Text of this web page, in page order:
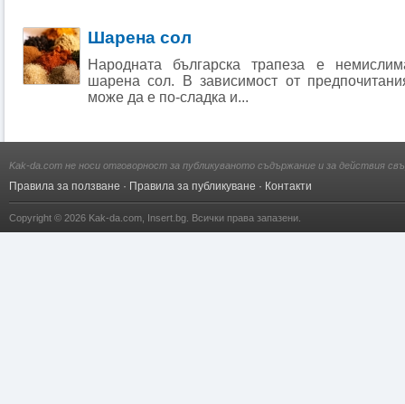
Шарена сол
Народната българска трапеза е
шарена сол. В зависимост от
може да е по-сладка и...
Kak-da.com не носи отговорност за публикуваното съдържание и за действия
Правила за ползване · Правила за публикуване · Контакти
Copyright © 2026 Kak-da.com Insert.bg . Всички права запазени.